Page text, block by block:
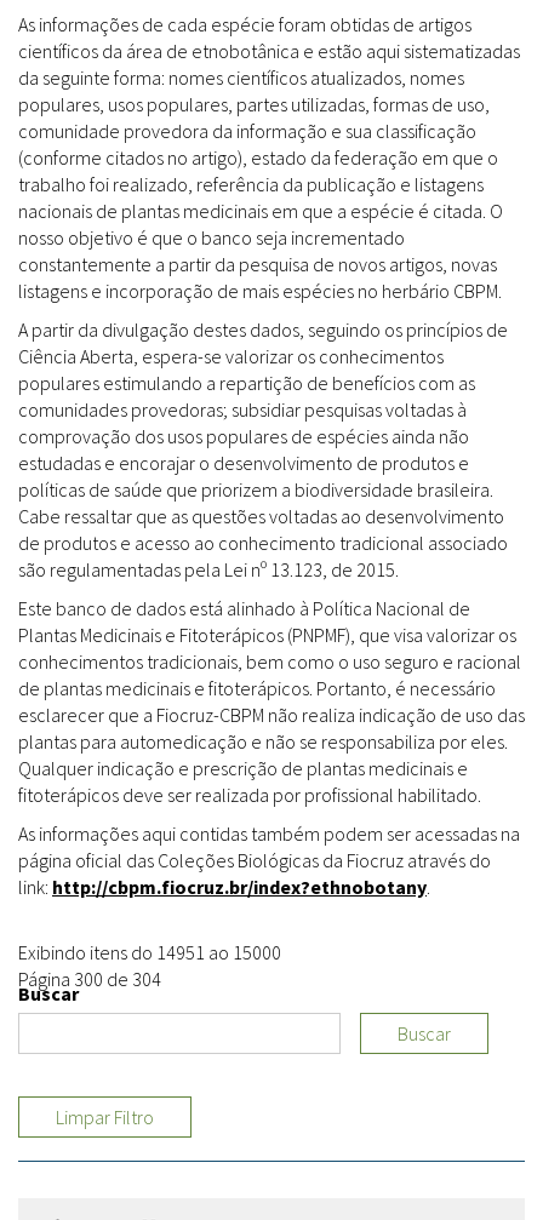
As informações de cada espécie foram obtidas de artigos
científicos da área de etnobotânica e estão aqui sistematizadas
da seguinte forma: nomes científicos atualizados, nomes
populares, usos populares, partes utilizadas, formas de uso,
comunidade provedora da informação e sua classificação
(conforme citados no artigo), estado da federação em que o
trabalho foi realizado, referência da publicação e listagens
nacionais de plantas medicinais em que a espécie é citada. O
nosso objetivo é que o banco seja incrementado
constantemente a partir da pesquisa de novos artigos, novas
listagens e incorporação de mais espécies no herbário CBPM.
A partir da divulgação destes dados, seguindo os princípios de
Ciência Aberta, espera-se valorizar os conhecimentos
populares estimulando a repartição de benefícios com as
comunidades provedoras; subsidiar pesquisas voltadas à
comprovação dos usos populares de espécies ainda não
estudadas e encorajar o desenvolvimento de produtos e
políticas de saúde que priorizem a biodiversidade brasileira.
Cabe ressaltar que as questões voltadas ao desenvolvimento
de produtos e acesso ao conhecimento tradicional associado
são regulamentadas pela Lei nº 13.123, de 2015.
Este banco de dados está alinhado à Política Nacional de
Plantas Medicinais e Fitoterápicos (PNPMF), que visa valorizar os
conhecimentos tradicionais, bem como o uso seguro e racional
de plantas medicinais e fitoterápicos. Portanto, é necessário
esclarecer que a Fiocruz-CBPM não realiza indicação de uso das
plantas para automedicação e não se responsabiliza por eles.
Qualquer indicação e prescrição de plantas medicinais e
fitoterápicos deve ser realizada por profissional habilitado.
As informações aqui contidas também podem ser acessadas na
página oficial das Coleções Biológicas da Fiocruz através do
link: http://cbpm.fiocruz.br/index?ethnobotany.
Exibindo itens do 14951 ao 15000
Página 300 de 304
Buscar
Buscar
Limpar Filtro